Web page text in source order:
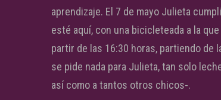
aprendizaje. El 7 de mayo Julieta
esté aquí, con una bicicleteada a la
partir de las 16:30 horas, partiendo de
se pide nada para Julieta, tan solo
así como a tantos otros chicos-.